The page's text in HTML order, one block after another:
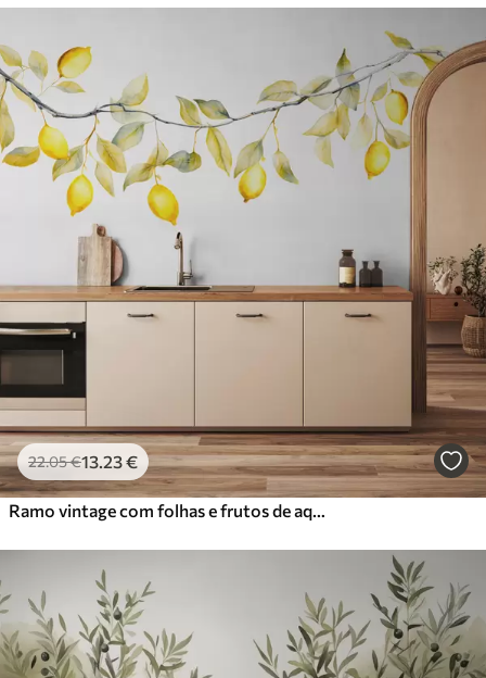
22.05€13.23€
Ramo vintage com folhas e frutos de aquarela de limões